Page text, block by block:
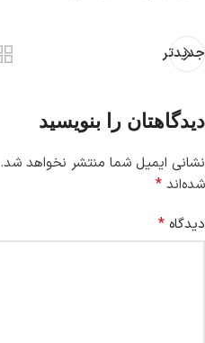
جدیدتر
دیدگاهتان را بنویسید
نشانی ایمیل شما منتشر نخواهد شد.
شده‌اند *
دیدگاه *